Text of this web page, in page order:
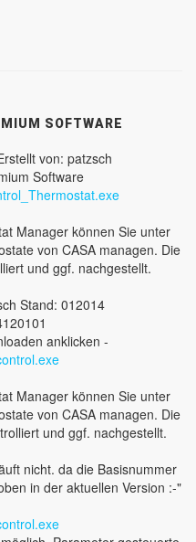
SOFTWARE
von: patzsch
Software
Manager können Sie unter
von CASA managen. Die
und ggf. nachgestellt.
Stand: 012014
anklicken -
Manager können Sie unter
von CASA managen. Die
und ggf. nachgestellt.
nicht. da die Basisnummer
in der aktuellen Version :-"